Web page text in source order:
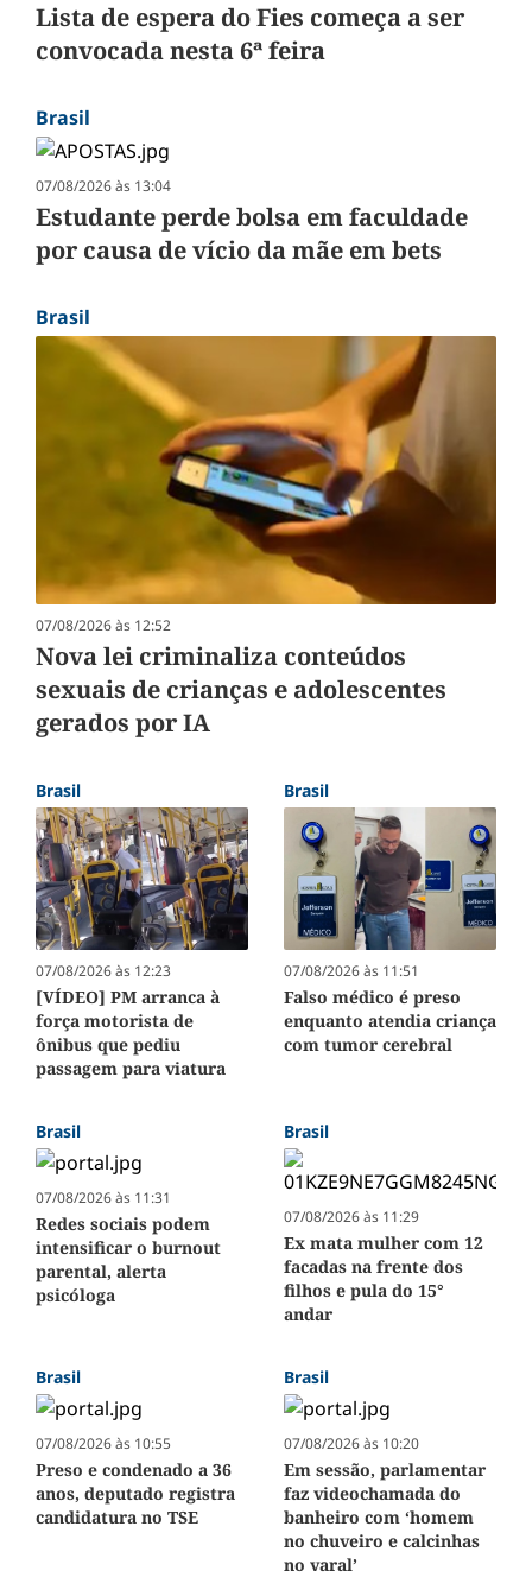
Lista de espera do Fies começa a ser
convocada nesta 6ª feira
Brasil
07/08/2026 às 13:04
Estudante perde bolsa em faculdade
por causa de vício da mãe em bets
Brasil
07/08/2026 às 12:52
Nova lei criminaliza conteúdos
sexuais de crianças e adolescentes
gerados por IA
Brasil
07/08/2026 às 12:23
[VÍDEO] PM arranca à
força motorista de
ônibus que pediu
passagem para viatura
Brasil
07/08/2026 às 11:51
Falso médico é preso
enquanto atendia criança
com tumor cerebral
Brasil
07/08/2026 às 11:31
Redes sociais podem
intensificar o burnout
parental, alerta
psicóloga
Brasil
07/08/2026 às 11:29
Ex mata mulher com 12
facadas na frente dos
filhos e pula do 15°
andar
Brasil
07/08/2026 às 10:55
Preso e condenado a 36
anos, deputado registra
candidatura no TSE
Brasil
07/08/2026 às 10:20
Em sessão, parlamentar
faz videochamada do
banheiro com ‘homem
no chuveiro e calcinhas
no varal’